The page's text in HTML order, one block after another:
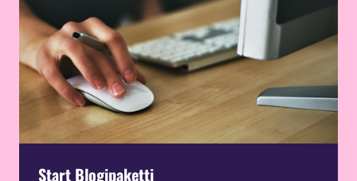
Start Blogipaketti